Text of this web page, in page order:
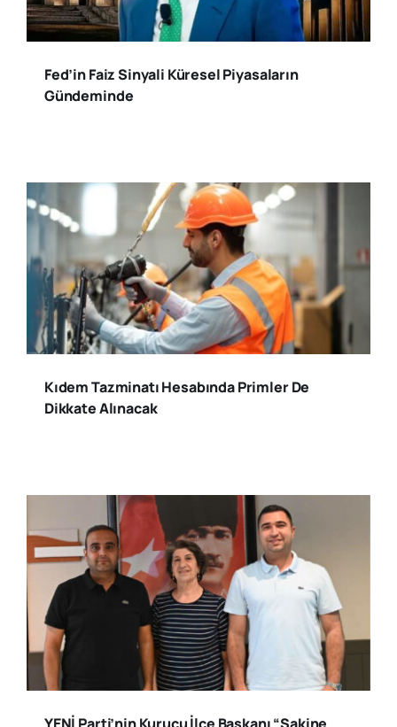
Fed’in Faiz Sinyali Küresel Piyasaların
Gündeminde
Kıdem Tazminatı Hesabında Primler De
Dikkate Alınacak